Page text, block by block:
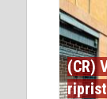
(CR)